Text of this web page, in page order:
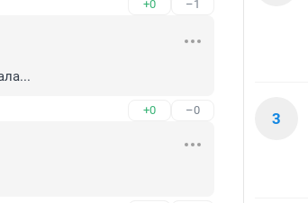
+0 –1
+0 –0 3